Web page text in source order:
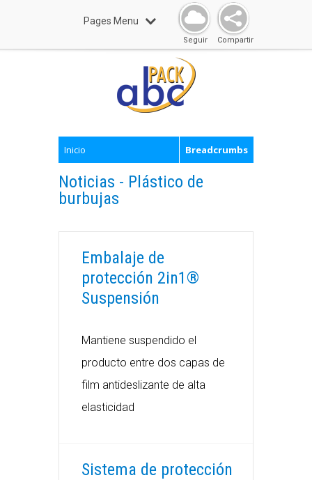
Pages Menu
Compartir
Seguir
Inicio Breadcrumbs
Noticias - Plástico de
burbujas
Embalaje de
protección 2in1®
Suspensión
Mantiene suspendido el
producto entre dos capas de
film antideslizante de alta
elasticidad
Sistema de protección